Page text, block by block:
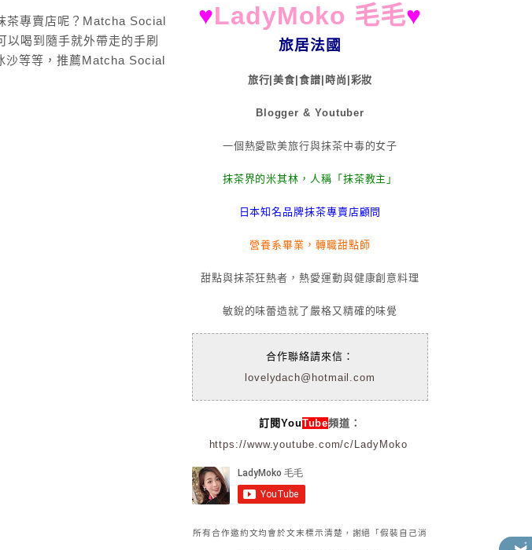
茶專賣店呢？Matcha Social
喝到隨手就外帶走的手刷
沙等等，推薦Matcha Social
♥LadyMoko 毛毛♥
旅居法國
旅行|美食|食譜|時尚|彩妝
Blogger & Youtuber
一個熱愛歐美旅行與抹茶中毒的女子
抹茶界的米其林，人稱「抹茶教主」
日本知名品牌抹茶專賣店顧問
營養系畢業，轉職甜點師
甜點與抹茶狂熱者，熱愛運動與健康創意料理
敏銳的味蕾造就了嚴格又精確的味覺
合作聯絡請來信：
lovelydach@hotmail.com
訂閱YouTube頻道：
https://www.youtube.com/c/LadyMoko
所有合作邀約文均會於文末標示清楚，謝絕「假裝自己消